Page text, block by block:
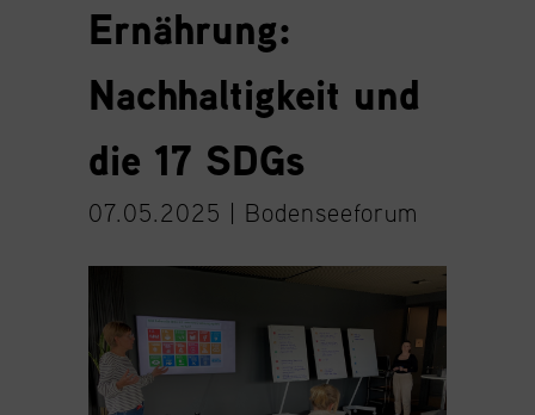
Ernährung:
Nachhaltigkeit und
die 17 SDGs
07.05.2025 | Bodenseeforum